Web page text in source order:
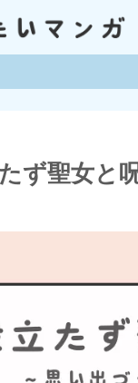
ず聖女と